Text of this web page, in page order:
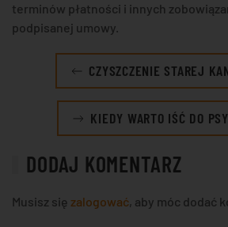
terminów płatności i innych
podpisanej umowy.
CZYSZCZENIE STAREJ
KIEDY WARTO IŚĆ DO
DODAJ KOMENTARZ
Musisz się zalogować, aby móc dodać